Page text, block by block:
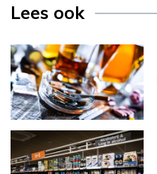
Lees ook